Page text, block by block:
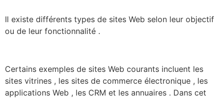
Il existe différents types de sites Web selon leur objectif
ou de leur fonctionnalité .
Certains exemples de sites Web courants incluent les
sites vitrines , les sites de commerce électronique , les
applications Web , les CRM et les annuaires . Dans cet